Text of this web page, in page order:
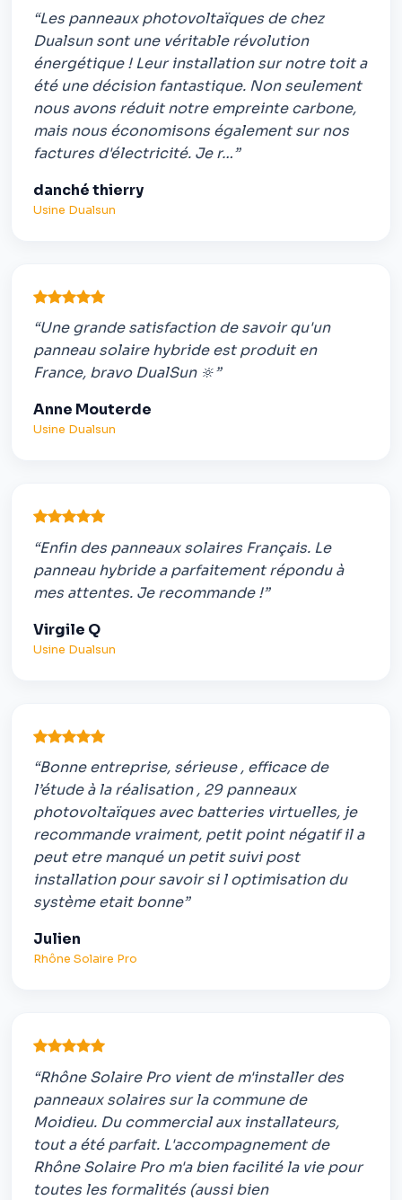
“Les panneaux photovoltaïques de chez
Dualsun sont une véritable révolution
énergétique ! Leur installation sur notre toit a
été une décision fantastique. Non seulement
nous avons réduit notre empreinte carbone,
mais nous économisons également sur nos
factures d'électricité. Je r…”
danché thierry
Usine Dualsun
“Une grande satisfaction de savoir qu'un
panneau solaire hybride est produit en
France, bravo DualSun 🔆”
Anne Mouterde
Usine Dualsun
“Enfin des panneaux solaires Français. Le
panneau hybride a parfaitement répondu à
mes attentes. Je recommande !”
Virgile Q
Usine Dualsun
“Bonne entreprise, sérieuse , efficace de
l’étude à la réalisation , 29 panneaux
photovoltaïques avec batteries virtuelles, je
recommande vraiment, petit point négatif il a
peut etre manqué un petit suivi post
installation pour savoir si l optimisation du
système etait bonne”
Julien
Rhône Solaire Pro
“Rhône Solaire Pro vient de m'installer des
panneaux solaires sur la commune de
Moidieu. Du commercial aux installateurs,
tout a été parfait. L'accompagnement de
Rhône Solaire Pro m'a bien facilité la vie pour
toutes les formalités (aussi bien